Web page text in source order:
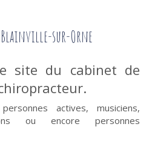
Blainville-sur-Orne
site du cabinet de
actives, musiciens,
ou encore personnes